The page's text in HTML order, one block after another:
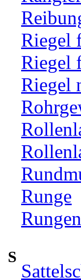
Riegel
Riegel
Riegel
Runge
S